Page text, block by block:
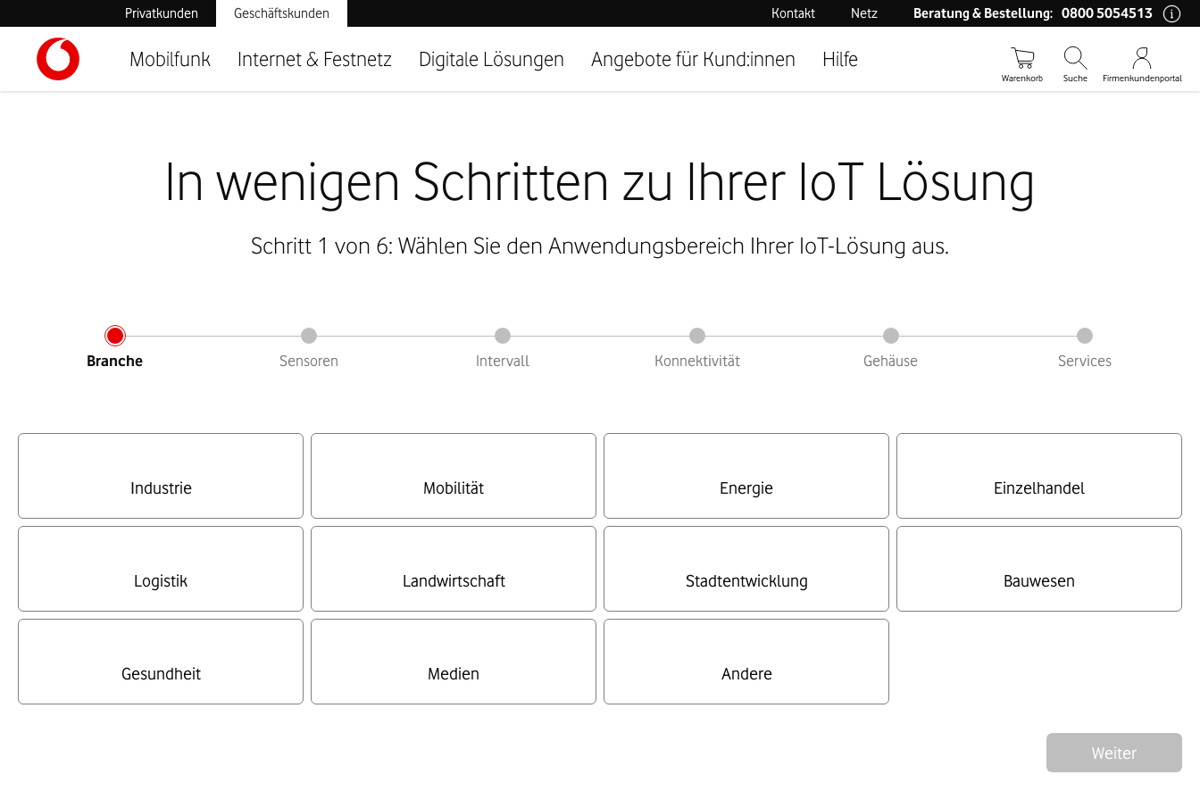
Mobilfunk Internet & Festnetz Digitale Lösungen Angebote für Kund:innen Hilfe
Warenkorb Suche Firmenkundenportal
Privatkunden Geschäftskunden Kontakt Netz Beratung & Bestellung: 0800 5054513
In wenigen Schritten zu Ihrer IoT Lösung
Schritt 1 von 6: Wählen Sie den Anwendungsbereich Ihrer IoT-Lösung aus.
Branche Sensoren Intervall Konnektivität Gehäuse Services
Industrie Mobilität Energie Einzelhandel
Logistik Landwirtschaft Stadtentwicklung Bauwesen
Gesundheit Medien Andere
Weiter